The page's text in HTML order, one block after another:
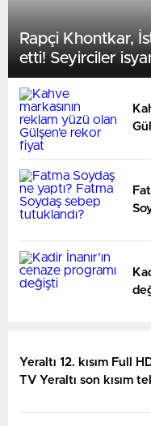
Rapçi Khontkar,
etti! Seyirciler
Yeraltı 12. kısım Full
TV Yeraltı son kısım